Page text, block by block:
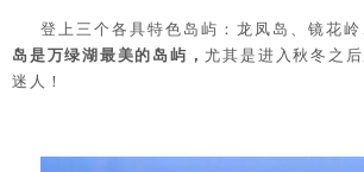
登上三个各具特色岛屿：龙凤岛、镜花岭
岛是万绿湖最美的岛屿，尤其是进入秋冬之
迷人！